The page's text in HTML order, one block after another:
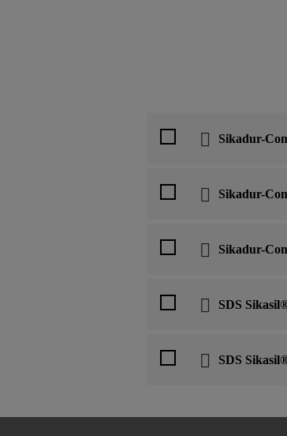
Sikadur-
Sikadur-
Sikadur-
SDS
SDS